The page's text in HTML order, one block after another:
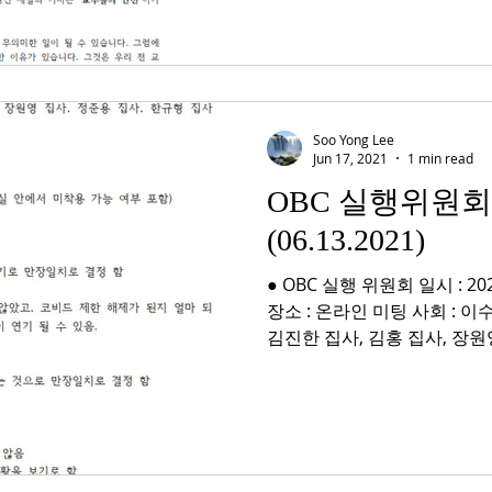
OBC 실행위원
(06.13.2021)
● OBC 실행 위원회 일시 :
장소 : 온라인 미팅 사회 : 이
김진한 집사, 김홍 집사, 장
Soo Yong Lee
Jun 17, 2021
1 min read